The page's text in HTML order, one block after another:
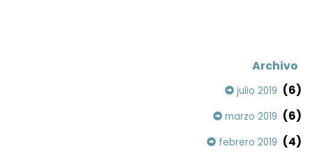
Archivo
julio 2019 (6)
marzo 2019 (6)
febrero 2019 (4)